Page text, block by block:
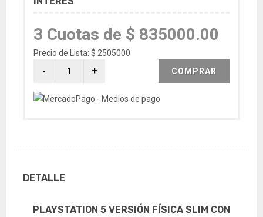
3 Cuotas de $ 835000.00
Precio de Lista: $ 2505000
COMPRAR
DETALLE
PLAYSTATION 5 VERSIÓN FÍSICA SLIM CON